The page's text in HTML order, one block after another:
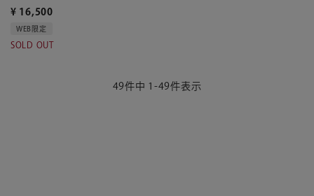
¥ 16,500
WEB限定
SOLD OUT
49件中 1 -49件表示